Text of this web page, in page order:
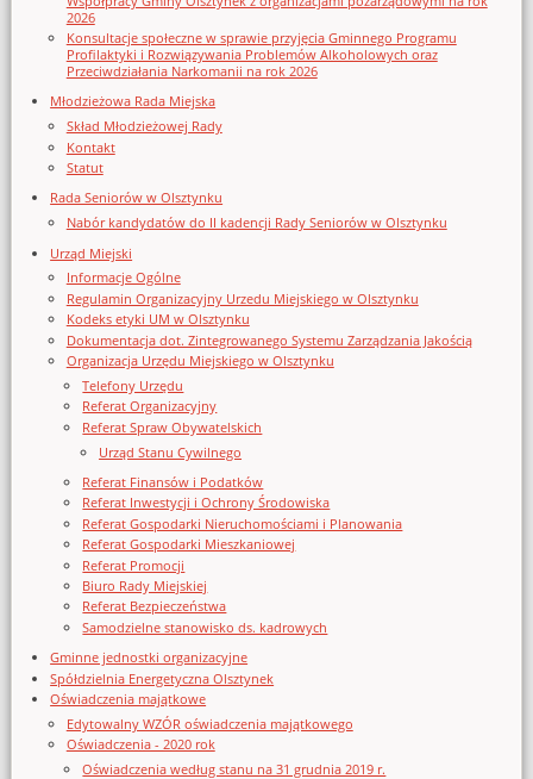
2026
Konsultacje społeczne w sprawie przyjęcia Gminnego Programu
Profilaktyki i Rozwiązywania Problemów Alkoholowych oraz
Przeciwdziałania Narkomanii na rok 2026
Młodzieżowa Rada Miejska
Skład Młodzieżowej Rady
Kontakt
Statut
Rada Seniorów w Olsztynku
Nabór kandydatów do II kadencji Rady Seniorów w Olsztynku
Urząd Miejski
Informacje Ogólne
Regulamin Organizacyjny Urzedu Miejskiego w Olsztynku
Kodeks etyki UM w Olsztynku
Dokumentacja dot. Zintegrowanego Systemu Zarządzania Jakością
Organizacja Urzędu Miejskiego w Olsztynku
Telefony Urzędu
Referat Organizacyjny
Referat Spraw Obywatelskich
Urząd Stanu Cywilnego
Referat Finansów i Podatków
Referat Inwestycji i Ochrony Środowiska
Referat Gospodarki Nieruchomościami i Planowania
Referat Gospodarki Mieszkaniowej
Referat Promocji
Biuro Rady Miejskiej
Referat Bezpieczeństwa
Samodzielne stanowisko ds. kadrowych
Gminne jednostki organizacyjne
Spółdzielnia Energetyczna Olsztynek
Oświadczenia majątkowe
Edytowalny WZÓR oświadczenia majątkowego
Oświadczenia - 2020 rok
Oświadczenia według stanu na 31 grudnia 2019 r.